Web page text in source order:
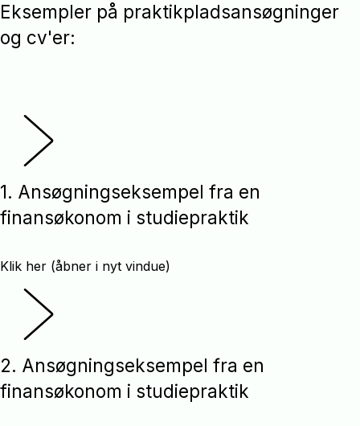
Eksempler på praktikpladsansøgninger
og cv'er:
1. Ansøgningseksempel fra en
finansøkonom i studiepraktik
Klik her (åbner i nyt vindue)
2. Ansøgningseksempel fra en
finansøkonom i studiepraktik